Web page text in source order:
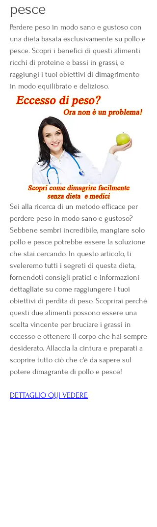
pesce
Perdere peso in modo sano e gustoso con
una dieta basata esclusivamente su pollo e
pesce. Scopri i benefici di questi alimenti
ricchi di proteine e bassi in grassi, e
raggiungi i tuoi obiettivi di dimagrimento
in modo equilibrato e delizioso.
Sei alla ricerca di un metodo efficace per
perdere peso in modo sano e gustoso?
Sebbene sembri incredibile, mangiare solo
pollo e pesce potrebbe essere la soluzione
che stai cercando. In questo articolo, ti
sveleremo tutti i segreti di questa dieta,
fornendoti consigli pratici e informazioni
dettagliate su come raggiungere i tuoi
obiettivi di perdita di peso. Scoprirai perché
questi due alimenti possono essere una
scelta vincente per bruciare i grassi in
eccesso e ottenere il corpo che hai sempre
desiderato. Allaccia la cintura e preparati a
scoprire tutto ciò che c'è da sapere sul
potere dimagrante di pollo e pesce!
DETTAGLIO QUI VEDERE